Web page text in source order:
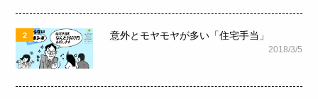
2 意外とモヤモヤが多い「住宅手当」
2018/3/5